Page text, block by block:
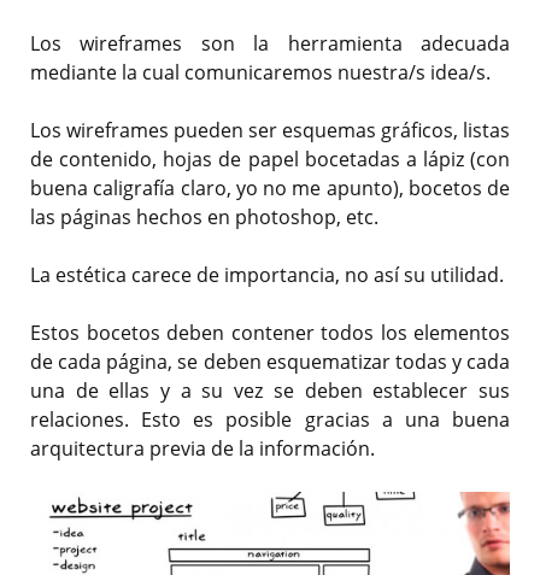
Los wireframes son la herramienta adecuada
mediante la cual comunicaremos nuestra/s idea/s.
Los wireframes pueden ser esquemas gráficos, listas
de contenido, hojas de papel bocetadas a lápiz (con
buena caligrafía claro, yo no me apunto), bocetos de
las páginas hechos en photoshop, etc.
La estética carece de importancia, no así su utilidad.
Estos bocetos deben contener todos los elementos
de cada página, se deben esquematizar todas y cada
una de ellas y a su vez se deben establecer sus
relaciones. Esto es posible gracias a una buena
arquitectura previa de la información.